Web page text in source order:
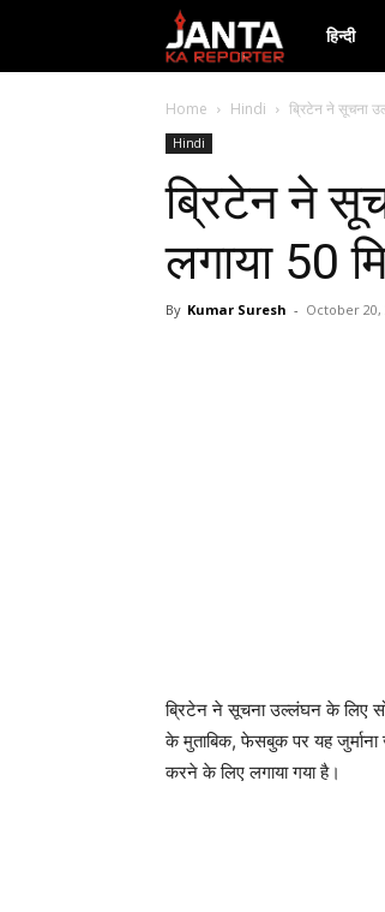
Janta
Ka
Reporter
हिन्दी
Home Hindi ब्रिटेन ने सूचना
Hindi
ब्रिटेन ने
लगाया 50
By Kumar Suresh - October 20,
ब्रिटेन ने सूचना उल्लंघन के लिए
के मुताबिक, फेसबुक पर यह
करने के लिए लगाया गया है।